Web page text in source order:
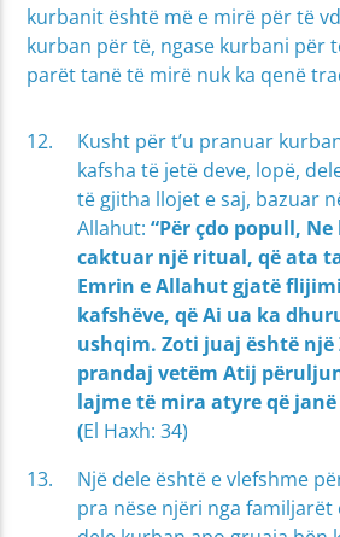
kurbanit është më e mirë për të
kurban për të, ngase kurbani për
parët tanë të mirë nuk ka qenë
Kusht për t’u pranuar
kafsha të jetë deve, lopë,
të gjitha llojet e saj, bazuar
Allahut:“Për çdo popull,
caktuar një ritual, që ata
Emrin e Allahut gjatë
kafshëve, që Ai ua ka
ushqim. Zoti juaj është një
prandaj vetëm Atij
lajme të mira atyre që
(El Haxh: 34)
Një dele është e vlefshme
pra nëse njëri nga familjarët